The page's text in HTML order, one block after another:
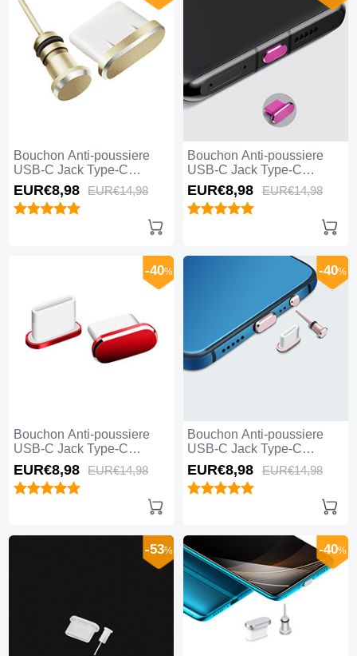
Bouchon Anti-poussiere
USB-C Jack Type-C
Universel H09 pour Apple
iPhone 15 Pro Or
EUR€8,98 EUR€14,98
Bouchon Anti-poussiere
USB-C Jack Type-C
Universel H08 pour Apple
iPhone 15 Pro Rose Rouge
EUR€8,98 EUR€14,98
Bouchon Anti-poussiere
USB-C Jack Type-C
Universel H06 pour Apple
iPhone 15 Pro Rouge
-40%
EUR€8,98 EUR€14,98
Bouchon Anti-poussiere
USB-C Jack Type-C
Universel H05 pour Apple
iPhone 15 Pro Or Rose
-40%
EUR€8,98 EUR€14,98
-53% -40%